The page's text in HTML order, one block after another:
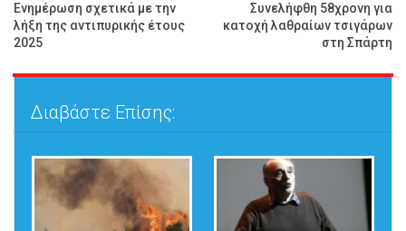
Ενημέρωση σχετικά με την
λήξη της αντιπυρικής έτους
2025
Συνελήφθη 58χρονη για
κατοχή λαθραίων τσιγάρων
στη Σπάρτη
Διαβάστε Επίσης: